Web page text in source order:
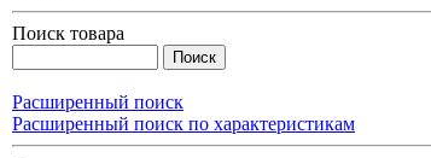
Поиск товара
Расширенный поиск
Расширенный поиск по характеристикам